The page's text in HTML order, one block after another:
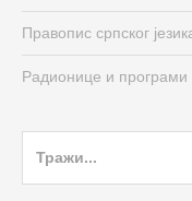
Правопис српског
Радионице и програми